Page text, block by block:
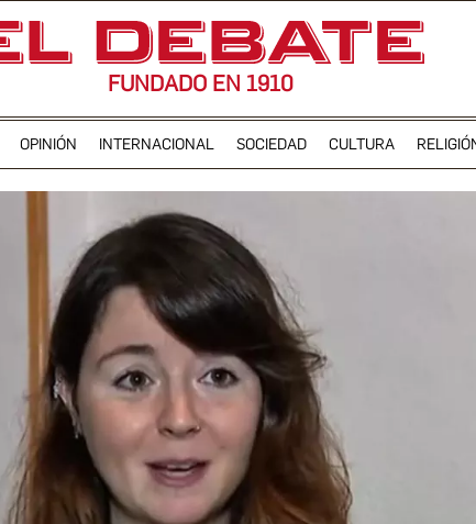
FUNDADO EN 1910
OPINIÓN INTERNACIONAL SOCIEDAD CULTURA